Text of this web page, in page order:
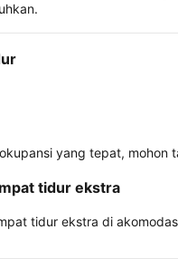
yang tepat,
tidur ekstra
tidur ekstra di